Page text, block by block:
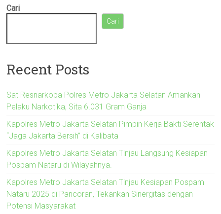
Cari
Cari
Recent Posts
Sat Resnarkoba Polres Metro Jakarta Selatan Amankan
Pelaku Narkotika, Sita 6.031 Gram Ganja
Kapolres Metro Jakarta Selatan Pimpin Kerja Bakti Serentak
“Jaga Jakarta Bersih” di Kalibata
Kapolres Metro Jakarta Selatan Tinjau Langsung Kesiapan
Pospam Nataru di Wilayahnya.
Kapolres Metro Jakarta Selatan Tinjau Kesiapan Pospam
Nataru 2025 di Pancoran, Tekankan Sinergitas dengan
Potensi Masyarakat